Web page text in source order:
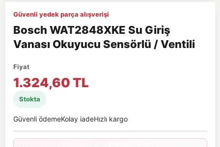
Güvenli yedek parça alışverişi
Bosch WAT2848XKE Su Giriş
Vanası Okuyucu Sensörlü / Ventili
Fiyat
1.324,60 TL
Stokta
Güvenli ödemeKolay iadeHızlı kargo